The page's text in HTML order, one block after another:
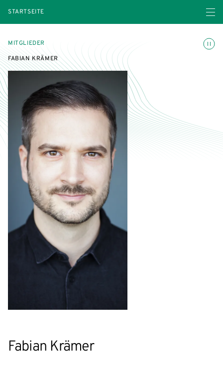
STARTSEITE Menü
MITGLIEDER
FABIAN KRÄMER
Fabian Krämer